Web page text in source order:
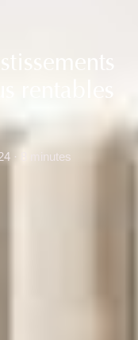
rentables
· 8 minutes